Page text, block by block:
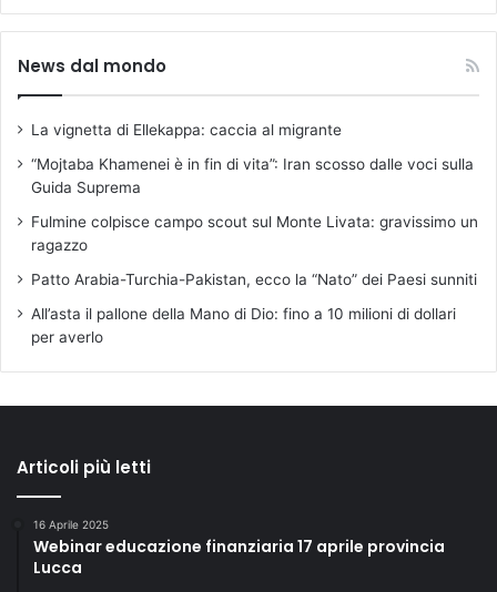
News dal mondo
La vignetta di Ellekappa: caccia al migrante
“Mojtaba Khamenei è in fin di vita”: Iran scosso dalle voci sulla
Guida Suprema
Fulmine colpisce campo scout sul Monte Livata: gravissimo un
ragazzo
Patto Arabia-Turchia-Pakistan, ecco la “Nato” dei Paesi sunniti
All’asta il pallone della Mano di Dio: fino a 10 milioni di dollari
per averlo
Articoli più letti
16 Aprile 2025
Webinar educazione finanziaria 17 aprile provincia
Lucca